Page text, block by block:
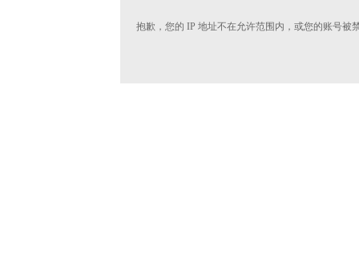
抱歉，您的 IP 地址不在允许范围内，或您的账号被